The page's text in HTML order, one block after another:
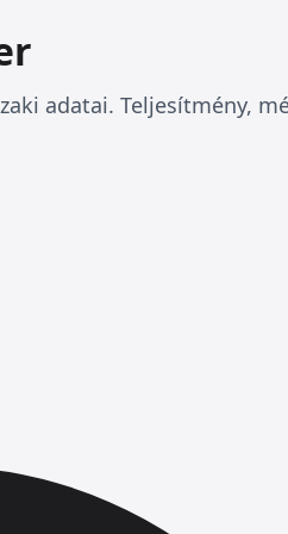
adatai. Teljesítmény,